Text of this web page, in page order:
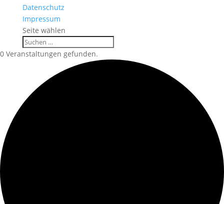
Datenschutz
Impressum
Seite wählen
0 Veranstaltungen gefunden.